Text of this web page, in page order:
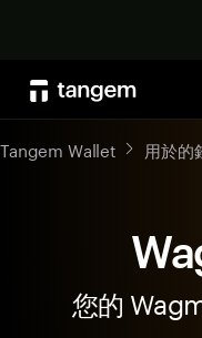
Tangem Wallet 用於的
您的